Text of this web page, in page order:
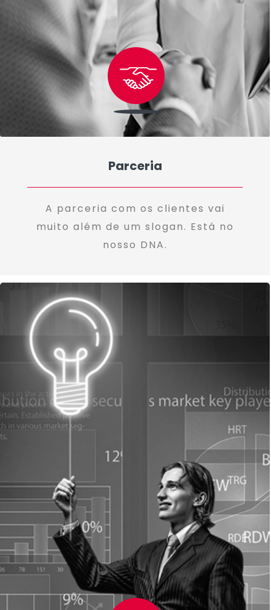
Parceria
A parceria com os clientes vai
muito além de um slogan. Está no
nosso DNA.